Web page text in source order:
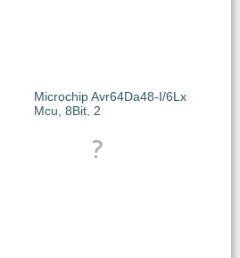
Microchip Avr64Da48-I/6Lx
Mcu, 8Bit, 2